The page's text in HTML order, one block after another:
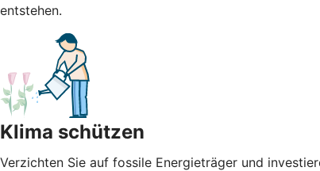
entstehen.
Klima schützen
Verzichten Sie auf fossile Energieträger und